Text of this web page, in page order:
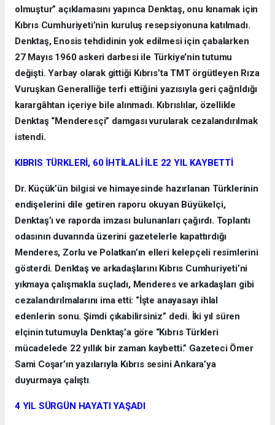
olmuştur” açıklamasını yapınca Denktaş, onu kınamak için
Kıbrıs Cumhuriyeti’nin kuruluş resepsiyonuna katılmadı.
Denktaş, Enosis tehdidinin yok edilmesi için çabalarken
27 Mayıs 1960 askeri darbesi ile Türkiye’nin tutumu
değişti. Yarbay olarak gittiği Kıbrıs’ta TMT örgütleyen Rıza
Vuruşkan Generalliğe terfi ettiğini yazısıyla geri çağrıldığı
karargâhtan içeriye bile alınmadı. Kıbrıslılar, özellikle
Denktaş “Menderesçi” damgası vurularak cezalandırılmak
istendi.
KIBRIS TÜRKLERİ, 60 İHTİLALİ İLE 22 YIL KAYBETTİ
Dr. Küçük’ün bilgisi ve himayesinde hazırlanan Türklerinin
endişelerini dile getiren raporu okuyan Büyükelçi,
Denktaş’ı ve raporda imzası bulunanları çağırdı. Toplantı
odasının duvarında üzerini gazetelerle kapattırdığı
Menderes, Zorlu ve Polatkan’ın elleri kelepçeli resimlerini
gösterdi. Denktaş ve arkadaşlarını Kıbrıs Cumhuriyeti’ni
yıkmaya çalışmakla suçladı, Menderes ve arkadaşları gibi
cezalandırılmalarını ima etti: “İşte anayasayı ihlal
edenlerin sonu. Şimdi çıkabilirsiniz” dedi. İki yıl süren
elçinin tutumuyla Denktaş’a göre “Kıbrıs Türkleri
mücadelede 22 yıllık bir zaman kaybetti.” Gazeteci Ömer
Sami Coşar’ın yazılarıyla Kıbrıs sesini Ankara’ya
duyurmaya çalıştı.
4 YIL SÜRGÜN HAYATI YAŞADI